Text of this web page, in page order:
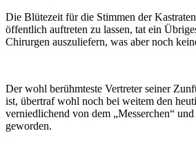
Die Blütezeit für die Stimmen der
öffentlich auftreten zu lassen, tat ein
Chirurgen auszuliefern, was aber noch
Der wohl berühmteste Vertreter seiner
ist, übertraf wohl noch bei weitem den
verniedlichend von dem „Messerchen“
geworden.